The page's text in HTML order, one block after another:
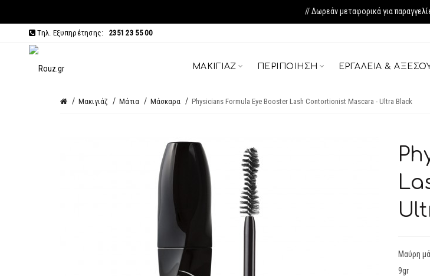
// Δωρεάν μεταφορικά για
Τηλ. Εξυπηρέτησης: 2351 23 55 00
ΜΑΚΙΓΙΆΖ ΠΕΡΙΠΟΊΗΣΗ ΕΡΓΑΛΕΊΑ &
Μακιγιάζ Μάτια Μάσκαρα Physicians Formula Eye Booster Lash Contortionist Mascara - Ultra Black
Μαύρη
9gr